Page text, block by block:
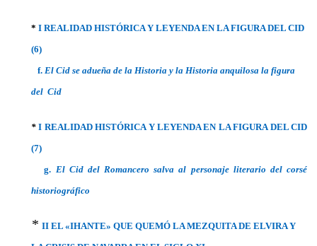
* I REALIDAD HISTÓRICA Y LEYENDA EN LA FIGURA DEL CID
(6)
f. El Cid se adueña de la Historia y la Historia anquilosa la figura
del Cid
* I REALIDAD HISTÓRICA Y LEYENDA EN LA FIGURA DEL CID
(7)
g. El Cid del Romancero salva al personaje literario del corsé
historiográfico
* II EL «IHANTE» QUE QUEMÓ LA MEZQUITA DE ELVIRA Y